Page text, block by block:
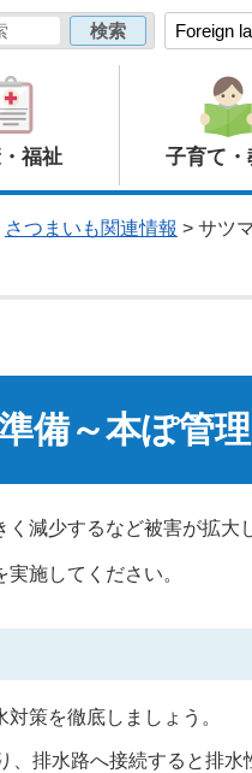
Foreign
福祉 子育て・
さつまいも関連情報 > サツ
備～本ぽ管理
減少するなど被害が拡大
施してください。
策を徹底しましょう。
排水路へ接続すると排水